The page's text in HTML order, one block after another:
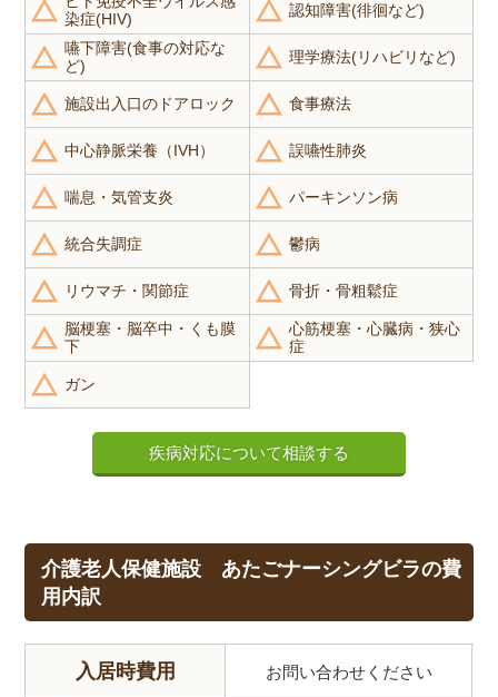
染症(HIV)
認知障害(徘徊など)
嚥下障害(食事の対応な
ど)
理学療法(リハビリなど)
施設出入口のドアロック 食事療法
中心静脈栄養（IVH） 誤嚥性肺炎
喘息・気管支炎 パーキンソン病
統合失調症 鬱病
リウマチ・関節症 骨折・骨粗鬆症
脳梗塞・脳卒中・くも膜
下
心筋梗塞・心臓病・狭心
症
ガン
疾病対応について相談する
介護老人保健施設 あたごナーシングビラの費
用内訳
入居時費用 お問い合わせください